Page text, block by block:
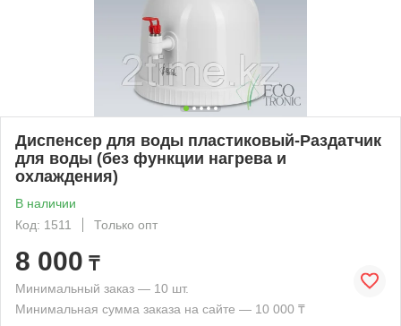
Диспенсер для воды пластиковый-Раздатчик
для воды (без функции нагрева и
охлаждения)
В наличии
Код: 1511
Только опт
8 000 ₸
Минимальный заказ — 10 шт.
Минимальная сумма заказа на сайте — 10 000 ₸